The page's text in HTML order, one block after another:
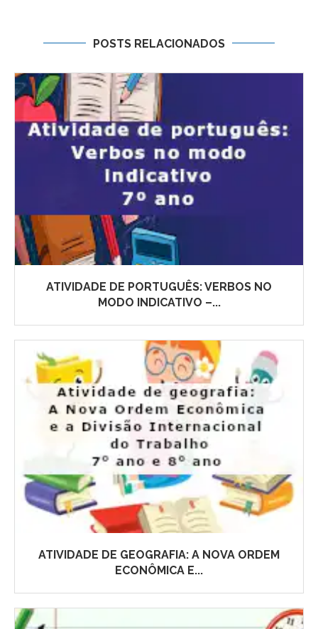
POSTS RELACIONADOS
ATIVIDADE DE PORTUGUÊS: VERBOS NO
MODO INDICATIVO –...
ATIVIDADE DE GEOGRAFIA: A NOVA ORDEM
ECONÔMICA E...